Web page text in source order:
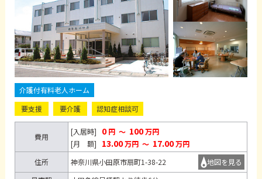
介護付有料老人ホーム
要支援
要介護 認知症相談可
費用
[入居時] 0 円 ～ 100万円
[月 額]
13.00万円 ～ 17.00万円
住所
神奈川県小田原市扇町1-38-22
地図を見る